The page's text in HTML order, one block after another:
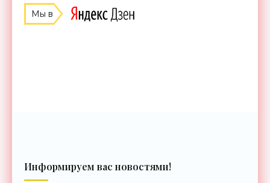
Мы в
Информируем вас новостями!